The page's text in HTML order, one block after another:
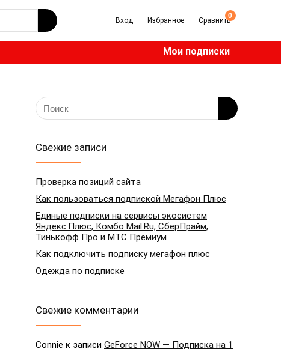
Вход Избранное
0
Сравнить
Мои подписки
Свежие записи
Проверка позиций сайта
Как пользоваться подпиской Мегафон Плюс
Единые подписки на сервисы экосистем
Яндекс.Плюс, Комбо Mail.Ru, СберПрайм,
Тинькофф Про и МТС Премиум
Как подключить подписку мегафон плюс
Одежда по подписке
Свежие комментарии
Connie к записи GeForce NOW — Подписка на 1